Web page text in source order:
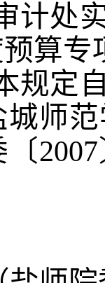
计处
算专
规定
师
2007